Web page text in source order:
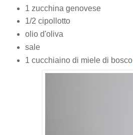
1 zucchina genovese
1/2 cipollotto
olio d'oliva
sale
1 cucchiaino di miele di bosco